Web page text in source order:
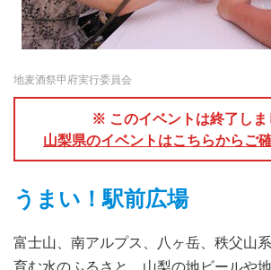
地麦酒祭甲府実行委員会
※ このイベントは終了しま
山梨県のイベントはこちらからご
うまい！駅前広場
富士山、南アルプス、八ヶ岳、秩父山